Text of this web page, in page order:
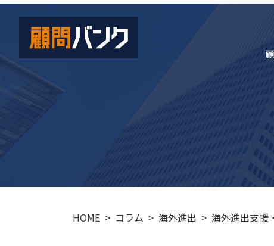
HOME コラム 海外進出 海外進出支援